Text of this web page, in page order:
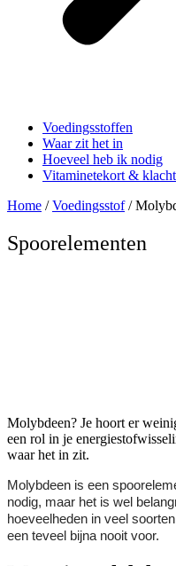
Voedingsstoffen
Waar zit het in
Hoeveel heb ik nodig
Vitaminetekort &
Home /Voedingsstof/
Spoorelementen
Molybdeen? Je hoort er
een rol in je
waar het in zit.
Molybdeen is een
nodig, maar het is wel
hoeveelheden in veel
een teveel bijna nooit voor.